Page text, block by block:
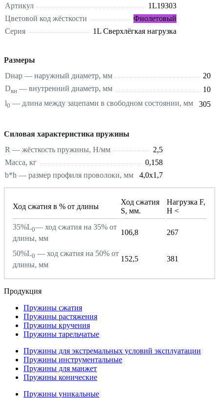
Артикул
1L19303
Цветовой код жёсткости
Фиолетовый
Серия
1L Сверхлёгкая нагрузка
Размеры
Dнар — наружный диаметр, мм
20
Dвн — внутренний диаметр, мм
10
l0 — длина между зацепами в свободном состоянии, мм 305
Силовая характеристика пружины
R — жёсткость пружины, Н/мм
2,5
Масса, кг
0,158
b*h — размер профиля проволоки, мм
4,0х1,7
Ход сжатия в % от длины
Ход сжатия
S, мм.
Нагрузка F,
H <
35%L0— ход сжатия на 35% от
длины, мм
106,8 267
50%L0 — ход сжатия на 50% от
длины, мм
152,5 381
Продукция
Пружины сжатия
Пружины растяжения
Пружины кручения
Пружины тарельчатые
Пружины для экстремальных условий эксплуатации
Пружины инструментальные
Пружины для манжет
Пружины конические
Пружины уникальные